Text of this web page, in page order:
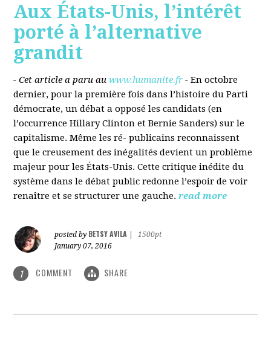
Aux États-Unis, l’intérêt
porté à l’alternative
grandit
- Cet article a paru au www.humanite.fr - En octobre
dernier, pour la première fois dans l’histoire du Parti
démocrate, un débat a opposé les candidats (en
l’occurrence Hillary Clinton et Bernie Sanders) sur le
capitalisme. Même les ré- publicains reconnaissent
que le creusement des inégalités devient un problème
majeur pour les États-Unis. Cette critique inédite du
système dans le débat public redonne l’espoir de voir
renaître et se structurer une gauche. read more
posted by BETSY AVILA
1500pt
January 07, 2016
1 COMMENT SHARE